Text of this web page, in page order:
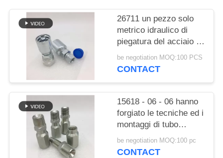
PRIVACY
POLICY
26711 un pezzo solo
metrico idraulico di
piegatura del acciaio al
carbonio dei montaggi
di tubo flessibile BSP
be negotiation MOQ:100 PCS
CONTACT
15618 - 06 - 06 hanno
forgiato le tecniche ed i
montaggi di tubo
flessibile riutilizzabili
materiali del acciaio al
be negotiation MOQ:100 pc
CONTACT